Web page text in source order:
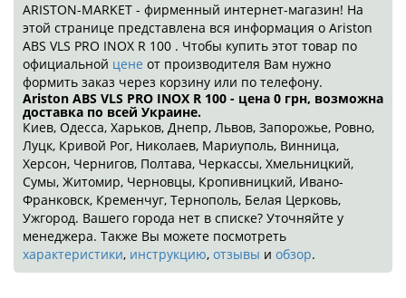
ARISTON-MARKET - фирменный интернет-магазин! На
этой странице представлена вся информация о Ariston
ABS VLS PRO INOX R 100 . Чтобы купить этот товар по
официальной цене от производителя Вам нужно
формить заказ через корзину или по телефону.
Ariston ABS VLS PRO INOX R 100 - цена 0 грн, возможна
доставка по всей Украине.
Киев, Одесса, Харьков, Днепр, Львов, Запорожье, Ровно,
Луцк, Кривой Рог, Николаев, Мариуполь, Винница,
Херсон, Чернигов, Полтава, Черкассы, Хмельницкий,
Сумы, Житомир, Черновцы, Кропивницкий, Ивано-
Франковск, Кременчуг, Тернополь, Белая Церковь,
Ужгород. Вашего города нет в списке? Уточняйте у
менеджера. Также Вы можете посмотреть
характеристики, инструкцию, отзывы и обзор.